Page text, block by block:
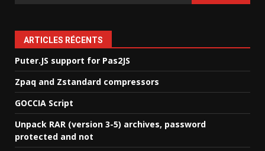
ARTICLES RÉCENTS
Puter.JS support for Pas2JS
Zpaq and Zstandard compressors
GOCCIA Script
Unpack RAR (version 3-5) archives, password
protected and not